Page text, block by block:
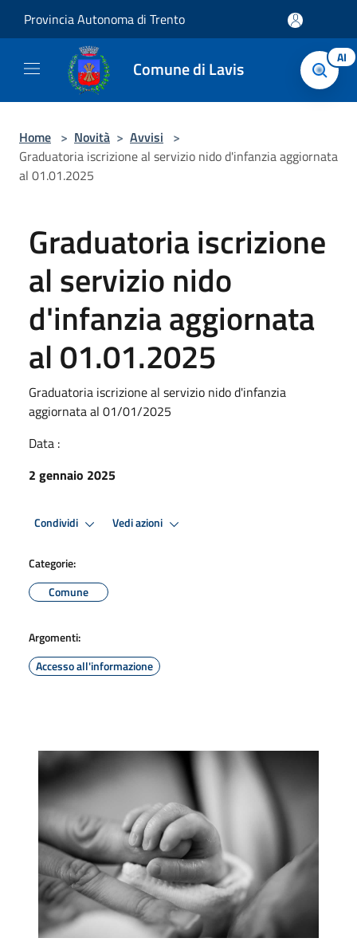
Provincia Autonoma di Trento
Comune di Lavis AI
Home > Novità > Avvisi >
Graduatoria iscrizione al servizio nido d'infanzia aggiornata
al 01.01.2025
Graduatoria iscrizione
al servizio nido
d'infanzia aggiornata
al 01.01.2025
Graduatoria iscrizione al servizio nido d'infanzia
aggiornata al 01/01/2025
Data :
2 gennaio 2025
Condividi Vedi azioni
Categorie:
Comune
Argomenti:
Accesso all'informazione